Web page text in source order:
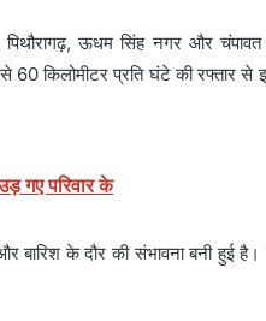
पिथौरागढ़, ऊधम सिंह नगर और
किलोमीटर प्रति घंटे की रफ्तार से
गए परिवार के
के दौर की संभावना बनी हुई है।